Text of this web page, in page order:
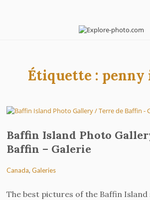
Étiquette : penny
Baffin Island Photo
Baffin – Galerie
Canada,Galeries
The best pictures of the Baffin Island